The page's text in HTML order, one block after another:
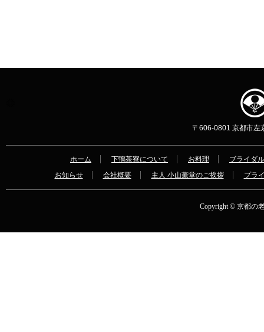
〒606-0801 京都市左
ホーム 下鴨茶寮について お料理
ブライダル
お知らせ
会社概要 主人 小山薫堂のご挨拶 プラ
Copyright © 京都の